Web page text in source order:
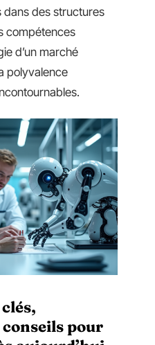
des structures
compétences
d’un marché
polyvalence
pour